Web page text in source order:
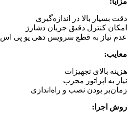
دقت بسیار بالا در اندازه‌گیری
امکان کنترل دقیق جریان دشارژ
عدم نیاز به قطع سرویس دهی یو پی اس
معایب:
هزینه بالای تجهیزات
نیاز به اپراتور مجرب
زمان‌بر بودن نصب و راه‌اندازی
روش اجرا: